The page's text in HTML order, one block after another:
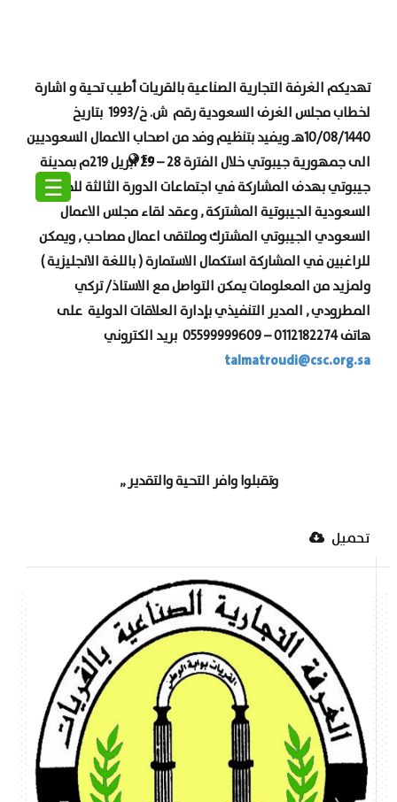
En
☰
تهديكم الغرفة التجارية الصناعية بالقريات أطيب تحية و اشارة
لخطاب مجلس الغرف السعودية
رقم ش. خ/1993 بتاريخ
10/08/1440هـ ويفيد بتنظيم وفد من اصحاب الاعمال السعوديين
الى جمهورية جيبوتي خلال الفترة 28 – 29 ابريل 219م بمدينة
جيبوتي بهدف المشاركة في اجتماعات الدورة الثالثة للجنة
السعودية الجيبوتية المشتركة , وعقد لقاء مجلس الاعمال
السعودي الجيبوتي المشترك وملتقى اعمال مصاحب , ويمكن
للراغبين في المشاركة استكمال الاستمارة ( باللغة الانجليزية )
ولمزيد من المعلومات يمكن التواصل مع الاستاذ/ تركي
المطرودي , المدير التنفيذي بإدارة العلاقات الدولية على
هاتف 0112182274 – 05599999609 بريد الكتروني
talmatroudi@csc.org.sa
وتقبلوا وافر التحية والتقدير ,,
تحميل